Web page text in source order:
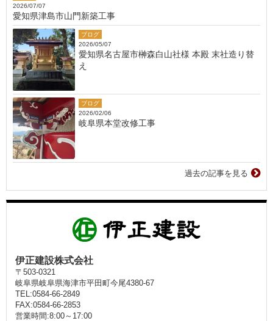
2026/07/07
愛知県津島市山門新築工事
ブログ
2026/05/07
愛知県名古屋市榊森白山社様 本殿 末社造り替
え
ブログ
2026/02/06
岐阜県本堂改修工事
過去の記事を見る
伊正建設株式会社
〒503-0321
岐阜県岐阜県海津市平田町今尾4380-67
TEL:0584-66-2849
FAX:0584-66-2853
営業時間:8:00～17:00